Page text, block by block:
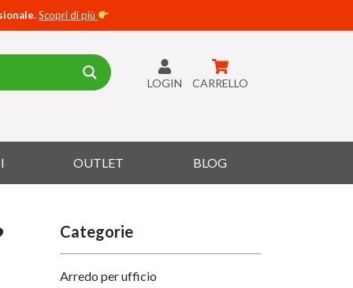
Scopri di più
LOGIN CARRELLO
OUTLET BLOG
Categorie
Arredo per ufficio